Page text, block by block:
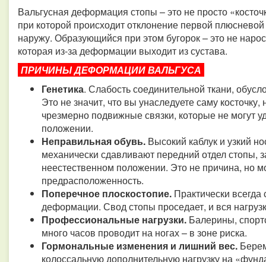
Вальгусная деформация стопы – это не просто
при которой происходит отклонение первой
наружу. Образующийся при этом бугорок – это не
которая из-за деформации выходит из сустава.
ПРИЧИНЫ ДЕФОРМАЦИИ ВАЛЬГУСА
Генетика. Слабость соединительной ткани,
Это не значит, что вы унаследуете саму
чрезмерно подвижные связки, которые не могут
положении.
Неправильная обувь. Высокий каблук и узкий
механически сдавливают передний отдел стопы,
неестественном положении. Это не причина, но
предрасположенность.
Поперечное плоскостопие. Практически
деформации. Свод стопы проседает, и вся
Профессиональные нагрузки. Балерины,
много часов проводит на ногах – в зоне риска.
Гормональные изменения и лишний вес.
колоссальную дополнительную нагрузку на